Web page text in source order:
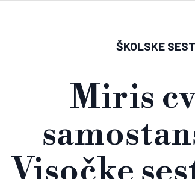
ŠKOLSKE
Miris